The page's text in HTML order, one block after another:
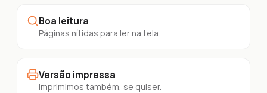
Boa leitura
Páginas nítidas para ler na tela.
Versão impressa
Imprimimos também, se quiser.